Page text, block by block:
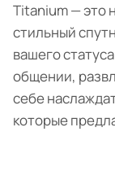
Titanium — это
стильный
вашего
общении,
себе
которые